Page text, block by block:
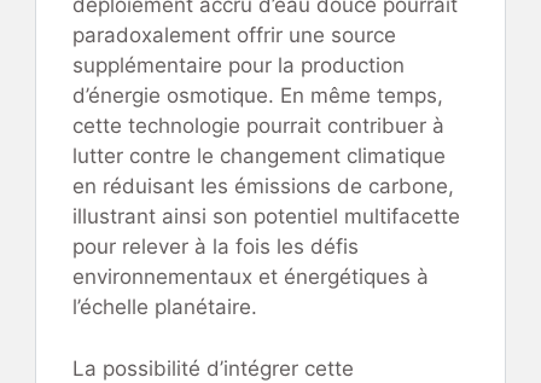
déploiement accru d’eau douce pourrait
paradoxalement offrir une source
supplémentaire pour la production
d’énergie osmotique. En même temps,
cette technologie pourrait contribuer à
lutter contre le changement climatique
en réduisant les émissions de carbone,
illustrant ainsi son potentiel multifacette
pour relever à la fois les défis
environnementaux et énergétiques à
l’échelle planétaire.
La possibilité d’intégrer cette